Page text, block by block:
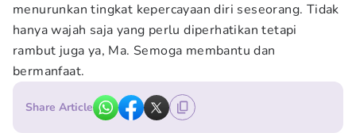
menurunkan tingkat kepercayaan diri seseorang. Tidak
hanya wajah saja yang perlu diperhatikan tetapi
rambut juga ya, Ma. Semoga membantu dan
bermanfaat.
Share Article